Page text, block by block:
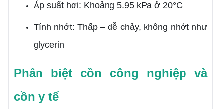
Áp suất hơi: Khoảng 5.95 kPa ở 20°C
Tính nhớt: Thấp – dễ chảy, không nhớt như
glycerin
Phân biệt cồn công nghiệp và
cồn y tế